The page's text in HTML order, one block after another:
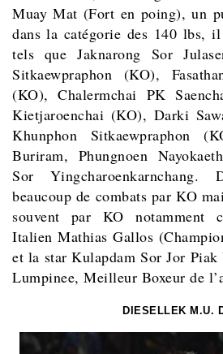
Muay Mat (Fort en poing), un
dans la catégorie des 140 lbs,
tels que Jaknarong Sor
Sitkaewpraphon (KO),
(KO), Chalermchai PK
Kietjaroenchai (KO), Darki
Khunphon Sitkaewpraphon
Buriram, Phungnoen
Sor Yingcharoenkarnchang.
beaucoup de combats par KO
souvent par KO notamment
Italien Mathias Gallos
et la star Kulapdam Sor Jor
Lumpinee, Meilleur Boxeur de
DIESELLEK M.U.